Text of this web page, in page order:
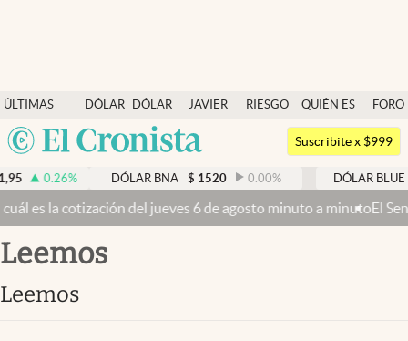
ÚLTIMAS
NOTICIAS
DÓLAR
DÓLAR
BLUE
JAVIER
RIESGO
QUIÉN ES
QUIÉN
FORO
Argentina
México
Dólar
Members
Economía y Política
Finanzas y Mercados
Mercados Online
Suscribite x $999
0.26% DÓLAR BNA $ 1520 0.00% DÓLAR BLUE
es la cotización del jueves 6 de agosto minuto a minutoEl
leemos
leemos